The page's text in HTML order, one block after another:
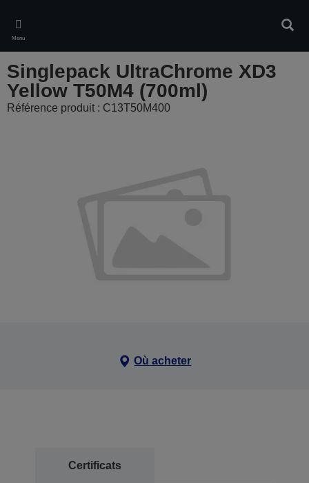
main
content
Menu
Singlepack UltraChrome XD3
Yellow T50M4 (700ml)
Référence produit : C13T50M400
Où acheter
Certificats